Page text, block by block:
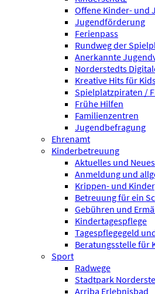
Offene Kinder- und
Jugendförderung
Ferienpass
Rundweg der
Anerkannte
Norderstedts
Kreative Hits für
Spielplatzpiraten /
Frühe Hilfen
Familienzentren
Jugendbefragung
Ehrenamt
Kinderbetreuung
Aktuelles und Neues
Anmeldung und
Krippen- und
Betreuung für ein
Gebühren und
Kindertagespflege
Tagespflegegeld
Beratungsstelle für
Sport
Radwege
Stadtpark
Arriba Erlebnisbad